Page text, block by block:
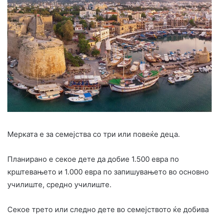
Мерката е за семејства со три или повеќе деца.
Планирано е секое дете да добие 1.500 евра по
крштевањето и 1.000 евра по запишувањето во основно
училиште, средно училиште.
Секое трето или следно дете во семејството ќе добива